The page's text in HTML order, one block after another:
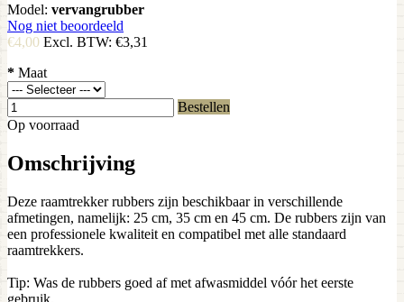
Model: vervangrubber
Nog niet beoordeeld
€4,00 Excl. BTW: €3,31
* Maat
Bestellen
Op voorraad
Omschrijving
Deze raamtrekker rubbers zijn beschikbaar in verschillende
afmetingen, namelijk: 25 cm, 35 cm en 45 cm. De rubbers zijn van
een professionele kwaliteit en compatibel met alle standaard
raamtrekkers.
Tip: Was de rubbers goed af met afwasmiddel vóór het eerste
gebruik.